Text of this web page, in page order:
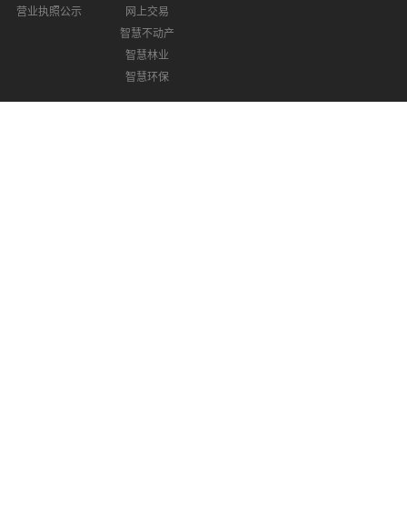
营业执照公示
网上交易
智慧不动产
智慧林业
智慧环保